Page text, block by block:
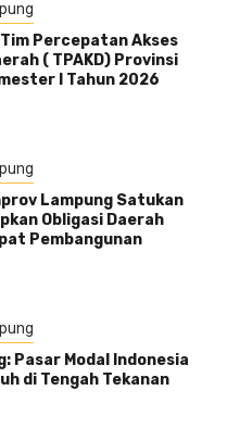
Percepatan Akses
( TPAKD) Provinsi
l Tahun 2026
Lampung Satukan
Obligasi Daerah
Pembangunan
Pasar Modal Indonesia
di Tengah Tekanan